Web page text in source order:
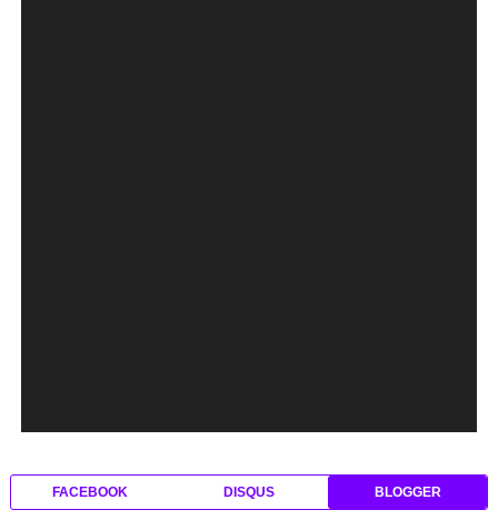
BLOGGER
DISQUS
FACEBOOK